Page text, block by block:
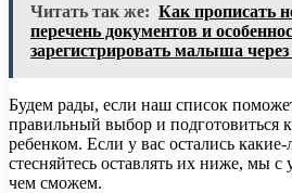
Читать так же: Как прописать
перечень документов и
зарегистрировать малыша через
Будем рады, если наш список
правильный выбор и подготовиться
ребенком. Если у вас остались
стесняйтесь оставлять их ниже, мы
чем сможем.